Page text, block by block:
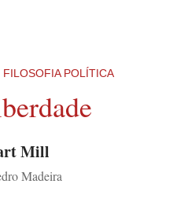
FILOSOFIA POLÍTICA
Mill
Madeira